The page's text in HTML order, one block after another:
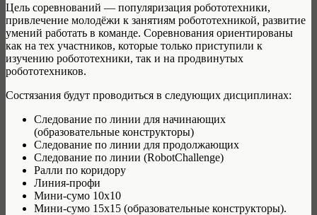
Цель соревнований — популяризация робототехники,
привлечение молодёжи к занятиям робототехникой, развитие
умений работать в команде. Соревнования ориентированы
как на тех участников, которые только приступили к
изучению робототехники, так и на продвинутых
робототехников.
Состязания будут проводиться в следующих дисциплинах:
Следование по линии для начинающих
(образовательные конструкторы)
Следование по линии для продолжающих
Следование по линии (RobotChallenge)
Ралли по коридору
Линия-профи
Мини-сумо 10х10
Мини-сумо 15х15 (образовательные конструкторы).